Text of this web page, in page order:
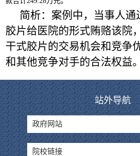
简析：案例中，当事人通
胶片给医院的形式贿赂该院
干式胶片的交易机会和竞争
和其他竞争对手的合法权益。
站外导航
政府网站
院校链接